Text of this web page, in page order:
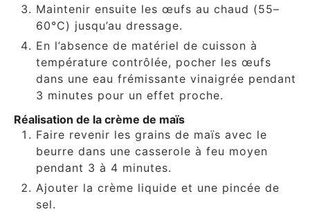
Maintenir ensuite les œufs au chaud (55–
60°C) jusqu’au dressage.
En l’absence de matériel de cuisson à
température contrôlée, pocher les œufs
dans une eau frémissante vinaigrée pendant
3 minutes pour un effet proche.
Réalisation de la crème de maïs
Faire revenir les grains de maïs avec le
beurre dans une casserole à feu moyen
pendant 3 à 4 minutes.
Ajouter la crème liquide et une pincée de
sel.